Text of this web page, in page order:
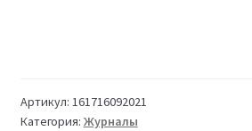
Артикул: 161716092021
Категория: Журналы